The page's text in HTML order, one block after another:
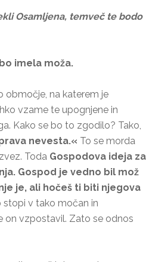
Osamljena, temveč te bodo
imela moža.
območje, na katerem je
vzame te upognjene in
Kako se bo to zgodilo? Tako,
nevesta.« To se morda
Toda Gospodova ideja za
Gospod je vedno bil mož
je, ali hočeš ti biti njegova
stopi v tako močan in
on vzpostavil. Zato se odnos